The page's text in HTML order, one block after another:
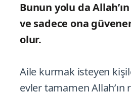
Bunun yolu da Allah’ın
ve sadece ona
olur.
Aile kurmak isteyen
evler tamamen Allah’ın